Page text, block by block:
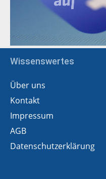
Wissenswertes
Über uns
Kontakt
Impressum
AGB
Datenschutzerklärung